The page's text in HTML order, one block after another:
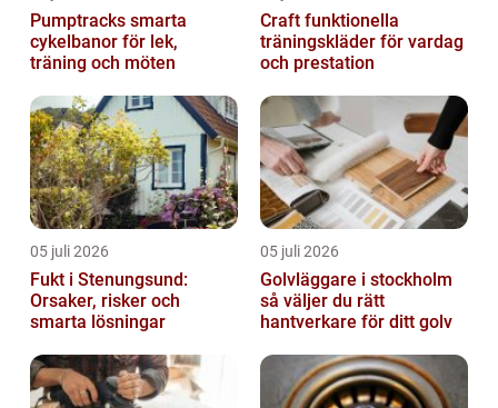
Pumptracks smarta
cykelbanor för lek,
träning och möten
Craft funktionella
träningskläder för vardag
och prestation
05 juli 2026
Fukt i Stenungsund:
Orsaker, risker och
smarta lösningar
05 juli 2026
Golvläggare i stockholm
så väljer du rätt
hantverkare för ditt golv